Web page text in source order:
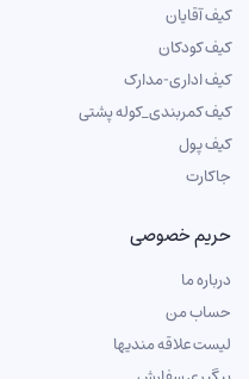
کیف آقایان
کیف کودکان
کیف اداری-مدارک
کیف کمربندی_کوله پشتی
کیف پول
جاکارت
حریم خصوصی
درباره ما
حساب من
لیست علاقه مندیها